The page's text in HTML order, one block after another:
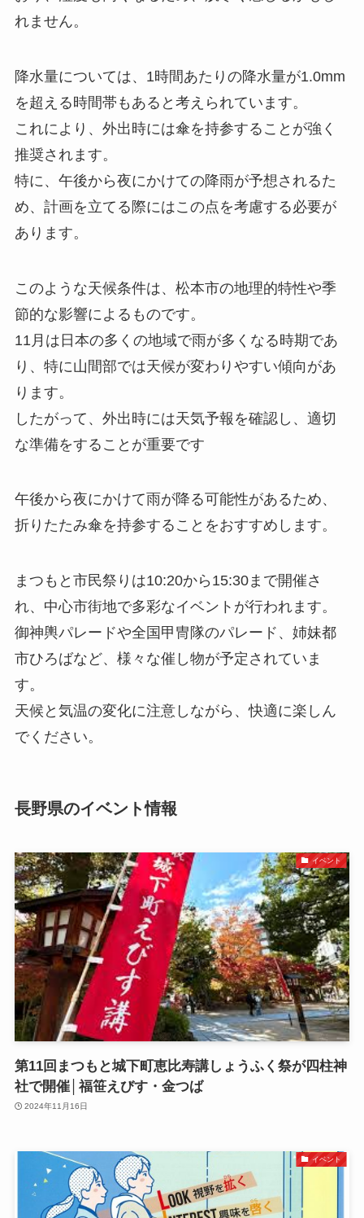
れません。
降水量については、1時間あたりの降水量が1.0mm
を超える時間帯もあると考えられています。
これにより、外出時には傘を持参することが強く
推奨されます。
特に、午後から夜にかけての降雨が予想されるた
め、計画を立てる際にはこの点を考慮する必要が
あります。
このような天候条件は、松本市の地理的特性や季
節的な影響によるものです。
11月は日本の多くの地域で雨が多くなる時期であ
り、特に山間部では天候が変わりやすい傾向があ
ります。
したがって、外出時には天気予報を確認し、適切
な準備をすることが重要です
午後から夜にかけて雨が降る可能性があるため、
折りたたみ傘を持参することをおすすめします。
まつもと市民祭りは10:20から15:30まで開催さ
れ、中心市街地で多彩なイベントが行われます。
御神輿パレードや全国甲冑隊のパレード、姉妹都
市ひろばなど、様々な催し物が予定されていま
す。
天候と気温の変化に注意しながら、快適に楽しん
でください。
長野県のイベント情報
イベント
第11回まつもと城下町恵比寿講しょうふく祭が四柱神
社で開催│福笹えびす・金つば
2024年11月16日
イベント